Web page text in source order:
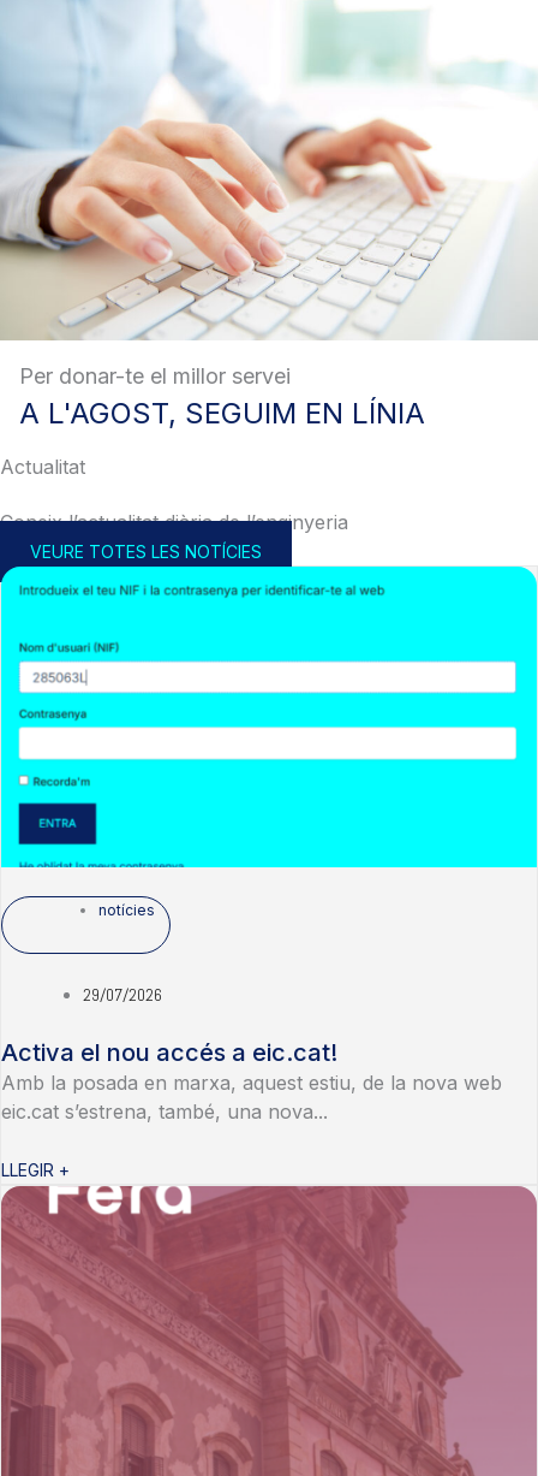
Per donar-te el millor servei
A L'AGOST, SEGUIM EN LÍNIA
Actualitat
Coneix l’actualitat diària de l’enginyeria
VEURE TOTES LES NOTÍCIES
notícies
29/07/2026
Activa el nou accés a eic.cat!
Amb la posada en marxa, aquest estiu, de la nova web
eic.cat s’estrena, també, una nova...
LLEGIR +